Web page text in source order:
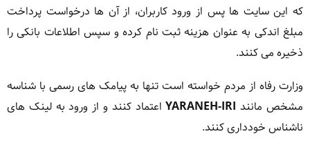
که این سایت ها پس از ورود کاربران، از آن ها درخواست پرداخت
مبلغ اندکی به عنوان هزینه ثبت نام کرده و سپس اطلاعات بانکی را
ذخیره می کنند.
وزارت رفاه از مردم خواسته است تنها به پیامک های رسمی با شناسه
مشخص مانند YARANEH-IRIاعتماد کنند و از ورود به لینک های
ناشناس خودداری کنند.